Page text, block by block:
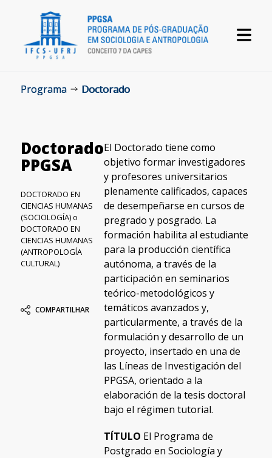
Programa Doctorado
Doctorado
PPGSA
DOCTORADO EN
CIENCIAS HUMANAS
(SOCIOLOGÍA) o
DOCTORADO EN
CIENCIAS HUMANAS
(ANTROPOLOGÍA
CULTURAL)
COMPARTILHAR
El Doctorado tiene como
objetivo formar investigadores
y profesores universitarios
plenamente calificados, capaces
de desempeñarse en cursos de
pregrado y posgrado. La
formación habilita al estudiante
para la producción científica
autónoma, a través de la
participación en seminarios
teórico-metodológicos y
temáticos avanzados y,
particularmente, a través de la
formulación y desarrollo de un
proyecto, insertado en una de
las Líneas de Investigación del
PPGSA, orientado a la
elaboración de la tesis doctoral
bajo el régimen tutorial.
TÍTULO El Programa de
Postgrado en Sociología y